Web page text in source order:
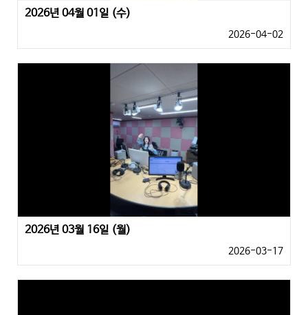
2026년 04월 01일 (수)
2026-04-02
2026년 03월 16일 (월)
2026-03-17